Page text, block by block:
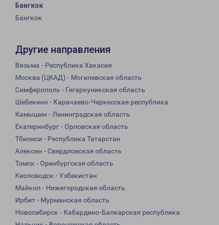
Бангкок
Бангкок
Другие направления
Вязьма - Республика Хакасия
Москва (ЦКАД) - Могилевская область
Симферополь - Гегаркуникская область
Шебекино - Карачаево-Черкесская республика
Камышин - Ленинградская область
Екатеринбург - Орловская область
Тбилиси - Республика Татарстан
Алексин - Свердловская область
Томск - Оренбургская область
Кисловодск - Узбекистан
Майкоп - Нижегородская область
Ирбит - Мурманская область
Новосибирск - Кабардино-Балкарская республика